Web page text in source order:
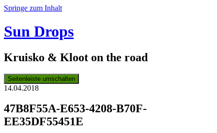
Springe zum Inhalt
Sun Drops
Kruisko & Kloot on the road
Seitenleiste umschalten
14.04.2018
47B8F55A-E653-4208-B70F-
EE35DF55451E